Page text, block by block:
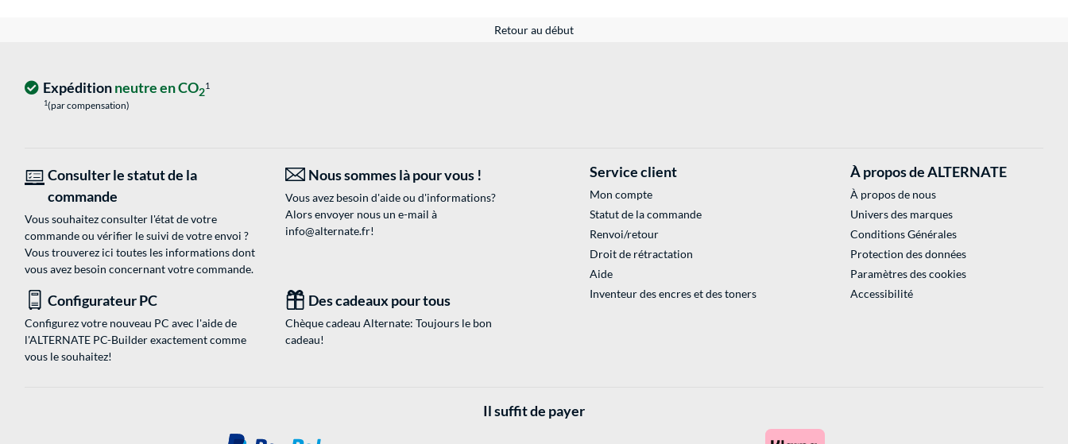
Retour au début
Expéditionneutre en CO21
1(par compensation)
Consulter le statut de la
commande
Vous souhaitez consulter l'état de votre
commande ou vérifier le suivi de votre envoi ?
Vous trouverez ici toutes les informations dont
vous avez besoin concernant votre commande.
Nous sommes là pour vous !
Vous avez besoin d'aide ou d'informations?
Alors envoyer nous un e-mail à
info@alternate.fr!
Configurateur PC
Configurez votre nouveau PC avec l'aide de
l'ALTERNATE PC-Builder exactement comme
vous le souhaitez!
Des cadeaux pour tous
Chèque cadeau Alternate: Toujours le bon
cadeau!
Service client
Mon compte
Statut de la commande
Renvoi/retour
Droit de rétractation
Aide
Inventeur des encres et des toners
À propos de ALTERNATE
À propos de nous
Univers des marques
Conditions Générales
Protection des données
Paramètres des cookies
Accessibilité
Il suffit de payer